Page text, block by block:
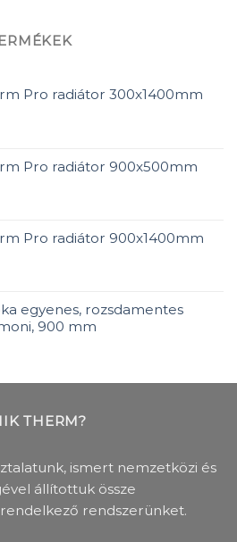
Pro radiátor 300x1400mm
Pro radiátor 900x500mm
Pro radiátor 900x1400mm
egyenes, rozsdamentes
900 mm
THERM?
ismert nemzetközi és
állítottuk össze
rendelkező rendszerünket.